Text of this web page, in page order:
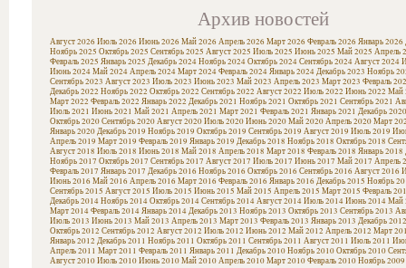
Архив новостей
Август 2026 Июль 2026 Июнь 2026 Май 2026 Апрель 2026 Март 2026 Февраль 2026 Январь 2026
Ноябрь 2025 Октябрь 2025 Сентябрь 2025 Август 2025 Июль 2025 Июнь 2025 Май 2025 Апрель
Февраль 2025 Январь 2025 Декабрь 2024Ноябрь 2024Октябрь 2024Сентябрь 2024Август 2024
Июнь 2024Май 2024Апрель 2024Март 2024Февраль 2024Январь 2024Декабрь 2023 Ноябрь
Сентябрь 2023 Август 2023 Июль 2023 Июнь 2023 Май 2023 Апрель 2023 Март 2023 Февраль
Декабрь 2022 Ноябрь 2022 Октябрь 2022 Сентябрь 2022 Август 2022 Июль 2022 Июнь 2022 Май
Март 2022 Февраль 2022 Январь 2022 Декабрь 2021 Ноябрь 2021 Октябрь 2021 Сентябрь 2021
Июль 2021 Июнь 2021 Май 2021 Апрель 2021 Март 2021 Февраль 2021 Январь 2021 Декабрь 2020
Октябрь 2020Сентябрь 2020Август 2020Июль 2020Июнь 2020Май 2020Апрель 2020Март
Январь 2020Декабрь 2019 Ноябрь 2019 Октябрь 2019 Сентябрь 2019 Август 2019 Июль 2019
Апрель 2019 Март 2019 Февраль 2019 Январь 2019 Декабрь 2018 Ноябрь 2018 Октябрь 2018
Август 2018 Июль 2018 Июнь 2018 Май 2018 Апрель 2018 Март 2018 Февраль 2018 Январь 2018
Ноябрь 2017 Октябрь 2017 Сентябрь 2017 Август 2017 Июль 2017 Июнь 2017 Май 2017 Апрель
Февраль 2017 Январь 2017 Декабрь 2016 Ноябрь 2016 Октябрь 2016 Сентябрь 2016 Август 2016
Июнь 2016 Май 2016 Апрель 2016 Март 2016 Февраль 2016 Январь 2016 Декабрь 2015 Ноябрь
Сентябрь 2015 Август 2015 Июль 2015 Июнь 2015 Май 2015 Апрель 2015 Март 2015 Февраль
Декабрь 2014Ноябрь 2014Октябрь 2014Сентябрь 2014Август 2014Июль 2014Июнь 2014Май
Март 2014Февраль 2014Январь 2014Декабрь 2013 Ноябрь 2013 Октябрь 2013 Сентябрь 2013
Июль 2013 Июнь 2013 Май 2013 Апрель 2013 Март 2013 Февраль 2013 Январь 2013 Декабрь 2012
Октябрь 2012 Сентябрь 2012 Август 2012 Июль 2012 Июнь 2012 Май 2012 Апрель 2012 Март
Январь 2012 Декабрь 2011 Ноябрь 2011 Октябрь 2011 Сентябрь 2011 Август 2011 Июль 2011
Апрель 2011 Март 2011 Февраль 2011 Январь 2011 Декабрь 2010Ноябрь 2010Октябрь 2010
Август 2010Июль 2010Июнь 2010Май 2010Апрель 2010Март 2010Февраль 2010Ноябрь 2009